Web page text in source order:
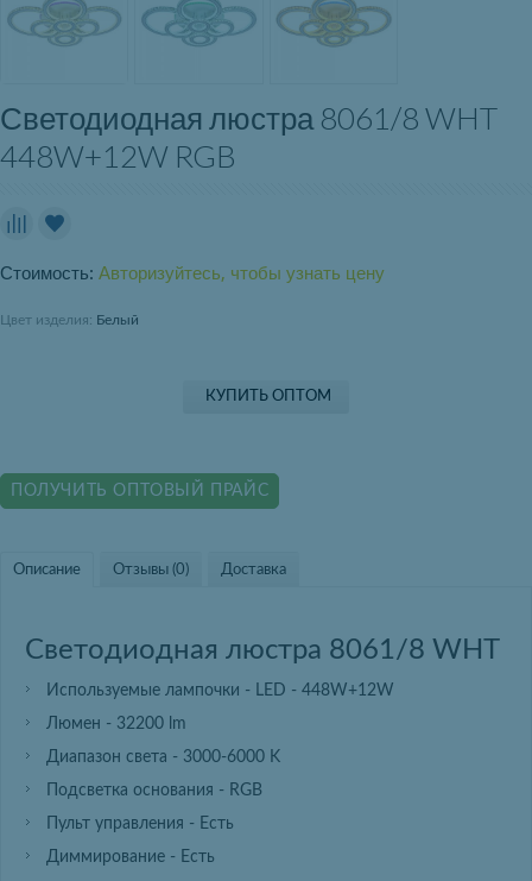
Светодиодная люстра 8061/8 WHT
448W+12W RGB
Стоимость: Авторизуйтесь, чтобы узнать цену
Цвет изделия: Белый
КУПИТЬ ОПТОМ
ПОЛУЧИТЬ ОПТОВЫЙ ПРАЙС
Описание Отзывы (0) Доставка
Светодиодная люстра 8061/8 WHT
Используемые лампочки - LED - 448W+12W
Люмен - 32200 lm
Диапазон света - 3000-6000 K
Подсветка основания - RGB
Пульт управления - Есть
Диммирование - Есть